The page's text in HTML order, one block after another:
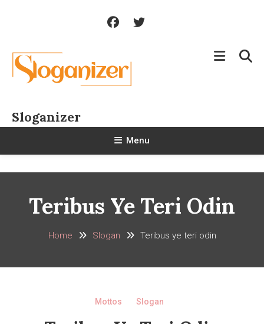
Sloganizer
Menu
Teribus Ye Teri Odin
Home Slogan Teribus ye teri odin
Mottos Slogan